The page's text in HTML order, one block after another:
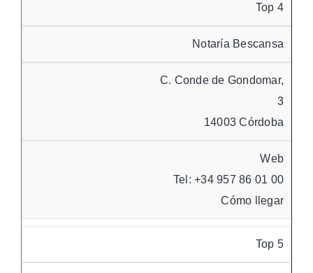
Top 4
Notaría Bescansa
C. Conde de Gondomar,
3
14003 Córdoba
Web
Tel: +34 957 86 01 00
Cómo llegar
Top 5